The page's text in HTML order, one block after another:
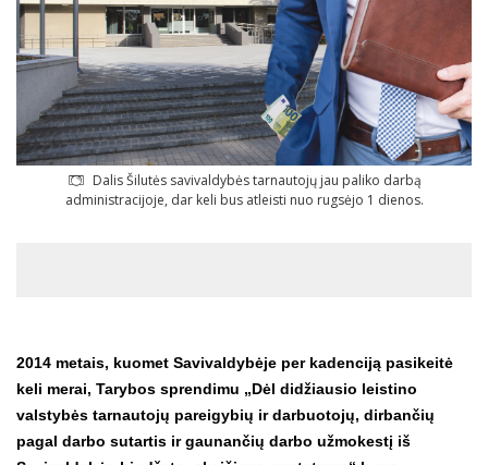
Dalis Šilutės savivaldybės tarnautojų jau paliko darbą
administracijoje, dar keli bus atleisti nuo rugsėjo 1 dienos.
2014 metais, kuomet Savivaldybėje per kadenciją pasikeitė
keli merai, Tarybos sprendimu „Dėl didžiausio leistino
valstybės tarnautojų pareigybių ir darbuotojų, dirbančių
pagal darbo sutartis ir gaunančių darbo užmokestį iš